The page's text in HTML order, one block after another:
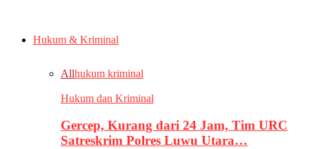
Hukum & Kriminal
Allhukum kriminal
Hukum dan Kriminal
Gercep, Kurang dari 24 Jam, Tim URC
Satreskrim Polres Luwu Utara…